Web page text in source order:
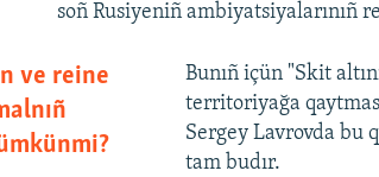
soñ Rusiyeniñ ambiyatsiyalarınıñ
ve reine
Bunıñ içün "Skit
territoriyağa
Sergey Lavrovda bu
tam budır.